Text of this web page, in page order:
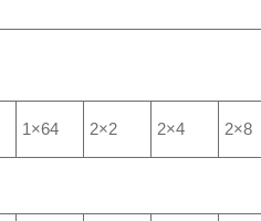
1×64 2×2 2×4 2×8